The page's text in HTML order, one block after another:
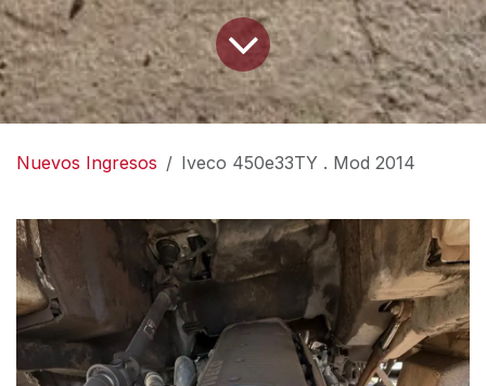
Nuevos Ingresos Iveco 450e33TY . Mod 2014